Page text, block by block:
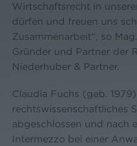
Wirtschaftsrecht in
dürfen und freuen uns
Zusammenarbeit“, so
Gründer und Partner der
Niederhuber & Partner.
Claudia Fuchs (geb.
rechtswissenschaftliches
abgeschlossen und nach
Intermezzo bei einer